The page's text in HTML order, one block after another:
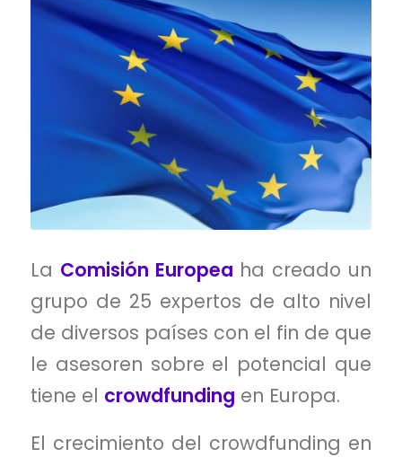
La Comisión Europea ha creado un
grupo de 25 expertos de alto nivel
de diversos países con el fin de que
le asesoren sobre el potencial que
tiene el crowdfunding en Europa.
El crecimiento del crowdfunding en